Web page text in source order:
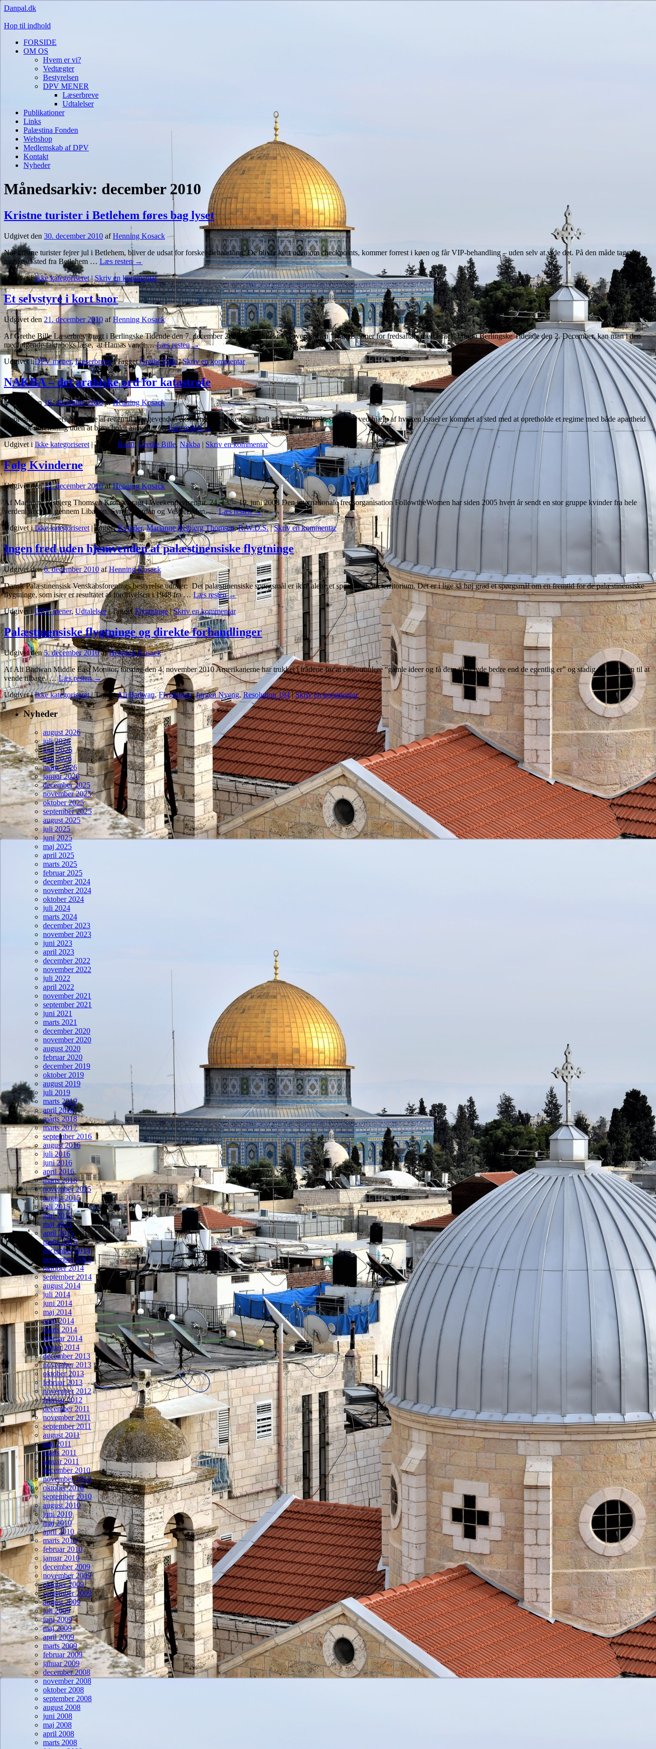
Danpal.dk
Hop til indhold
FORSIDE
OM OS
Hvem er vi?
Vedtægter
Bestyrelsen
DPV MENER
Læserbreve
Udtalelser
Publikationer
Links
Palæstina Fonden
Webshop
Medlemskab af DPV
Kontakt
Nyheder
Månedsarkiv: december 2010
Kristne turister i Betlehem føres bag lyset
Udgivet den 30. december 2010 af Henning Kosack
Når kristne turister fejrer jul i Betlehem, bliver de udsat for forskelsbehandling. De bliver kørt uden om checkpoints, kommer forrest i køen og får VIP-behandling – uden selv at vide det. På den måde tager
mange af sted fra Betlehem … Læs resten →
Udgivet i Ikke kategoriseret | Skriv en kommentar
Et selvstyre i kort snor
Udgivet den 21. december 2010 af Henning Kosack
Af Grethe Bille Læserbrev bragt i Berlingske Tidende den 7. december 2010 I en artikel med overskriften “Hamas åbner for fredsaftale med Israel” bragt i Berlingske Tidende den 2. December, kan man i den
medfølgende faktaboks læse, at Hamas vandt …Læs resten→
Udgivet i DPV mener,Læserbreve | Tagget Grethe Bille | Skriv en kommentar
NAKBA – det arabiske ord for katastrofe
Udgivet den 16. december 2010 af Henning Kosack
Hvor ofte fordrevet? Nægtelse af retten til tilbagevenden eksisterer udelukkende i kraft af den ”undtagelsespolitik”, ved hjælp af hvilken Israel er kommet af sted med at opretholde et regime med både apartheid
og etnisk udrensning uden at blive holdt ansvarlig …Læs resten→
Udgivet i Ikke kategoriseret | Tagget Badil,Grethe Bille, Nakba | Skriv en kommentar
Følg Kvinderne
Udgivet den 12. december 2010 af Henning Kosack
Af Marianne Risbjerg Thomsen Kronik bragt i Weekendavisen nr. 24, 13. – 19. juni 2008 Den internationale fredsorganisation FollowtheWomen har siden 2005 hvert år sendt en stor gruppe kvinder fra hele
verden på cykel gennem Libanon, Syrien, Jordan og Vestbredden, …Læs resten→
Udgivet i Ikke kategoriseret | Tagget Kvinder,Marianne Risbjerg Thomsen,R.W.D.S. | Skriv en kommentar
Ingen fred uden hjemvenden af palæstinensiske flygtninge
Udgivet den 6. december 2010 af Henning Kosack
Dansk Palæstinensisk Venskabsforenings bestyrelse udtaler: Det palæstinensiske spørgsmål er ikke alene et spørgsmål om territorium. Det er i lige så høj grad et spørgsmål om en fremtid for de palæstinensiske
flygtninge, som især er resultatet af fordrivelsen i 1948 fra …Læs resten→
Udgivet i DPV mener, Udtalelser | Tagget Flygtninge | Skriv en kommentar
Palæstinensiske flygtninge og direkte forhandlinger
Udgivet den 5. december 2010 af Henning Kosack
Af Ali Badwan Middle East Monitor, torsdag den 4. november 2010 Amerikanerne har trukket i trådene for at omformulere “gamle ideer og få dem til at lyde bedre end de egentlig er” og stadig afvise retten til at
vende tilbage. …Læs resten→
Udgivet i Ikke kategoriseret | TaggetAli Badwan,Flygtninge,Jørgen Nyeng,Resolution 194 | Skriv en kommentar
Nyheder
august 2026
juli 2026
juni 2026
maj 2026
marts 2026
januar 2026
december 2025
november 2025
oktober 2025
september 2025
august 2025
juli 2025
juni 2025
maj 2025
april 2025
marts 2025
februar 2025
december 2024
november 2024
oktober 2024
juli 2024
marts 2024
december 2023
november 2023
juni 2023
april 2023
december 2022
november 2022
juli 2022
april 2022
november 2021
september 2021
juni 2021
marts 2021
december 2020
november 2020
august 2020
februar 2020
december 2019
oktober 2019
august 2019
juli 2019
marts 2019
april 2018
marts 2018
marts 2017
september 2016
august 2016
juli 2016
juni 2016
april 2016
marts 2016
november 2015
august 2015
juli 2015
juni 2015
maj 2015
april 2015
marts 2015
december 2014
november 2014
oktober 2014
september 2014
august 2014
juli 2014
juni 2014
maj 2014
april 2014
marts 2014
februar 2014
januar 2014
december 2013
november 2013
oktober 2013
februar 2013
november 2012
februar 2012
december 2011
november 2011
september 2011
august 2011
maj 2011
marts 2011
januar 2011
december 2010
november 2010
oktober 2010
september 2010
august 2010
juni 2010
maj 2010
april 2010
marts 2010
februar 2010
januar 2010
december 2009
november 2009
oktober 2009
september 2009
august 2009
juli 2009
juni 2009
maj 2009
april 2009
marts 2009
februar 2009
januar 2009
december 2008
november 2008
oktober 2008
september 2008
august 2008
juni 2008
maj 2008
april 2008
marts 2008